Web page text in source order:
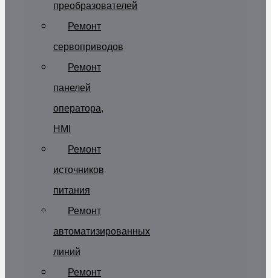
преобразователей
Ремонт
сервоприводов
Ремонт
панелей
оператора,
HMI
Ремонт
источников
питания
Ремонт
автоматизированных
линий
Ремонт